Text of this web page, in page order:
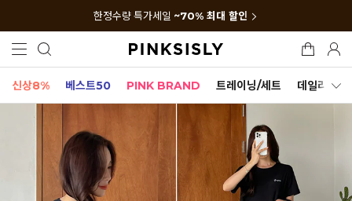
한정수량 특가세일 ~70% 최대 할인
신상8% 베스트50 PINK BRAND 트레이닝/세트 데일리세트